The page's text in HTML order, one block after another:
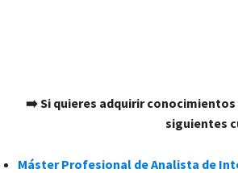
➡️ Si quieres adquirir
siguientes
Máster Profesional de Analista de